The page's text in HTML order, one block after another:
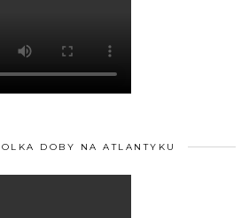
DOBY NA ATLANTYKU